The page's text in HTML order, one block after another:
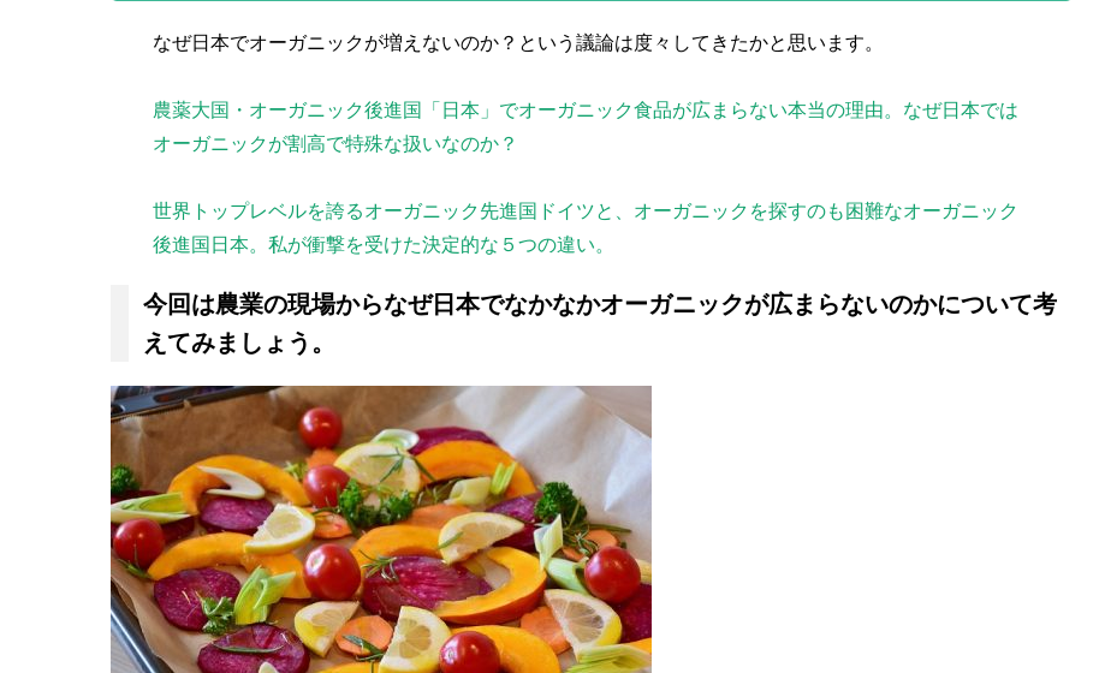
なぜ日本でオーガニックが増えないのか？という議論は度々してきたかと思います。
農薬大国・オーガニック後進国「日本」でオーガニック食品が広まらない本当の理由。なぜ日本では
オーガニックが割高で特殊な扱いなのか？
世界トップレベルを誇るオーガニック先進国ドイツと、オーガニックを探すのも困難なオーガニック
後進国日本。私が衝撃を受けた決定的な５つの違い。
今回は農業の現場からなぜ日本でなかなかオーガニックが広まらないのかについて考
えてみましょう。